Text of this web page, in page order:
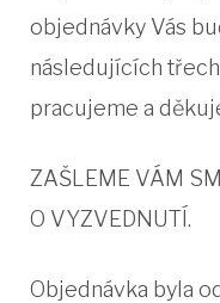
objednávky Vás
následujících
pracujeme a
ZAŠLEME VÁM
O VYZVEDNUTÍ.
Objednávka byla